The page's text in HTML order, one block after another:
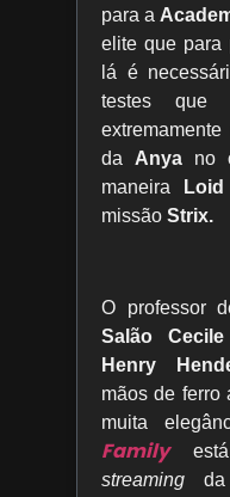
para a
elite que para
lá é
testes que
da Anya no
maneira
Loid
missão Strix.
O professor
Salão Cecile
Henry
mãos de
muita
Familyestá
streaming